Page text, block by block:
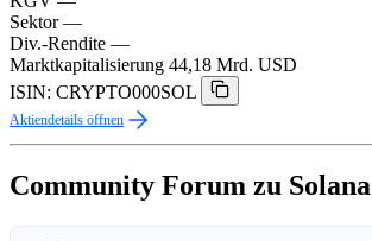
Sektor —
Div.-Rendite —
Marktkapitalisierung 44,18 Mrd. USD
ISIN: CRYPTO000SOL
Aktiendetails öffnen
Community Forum zu Solana